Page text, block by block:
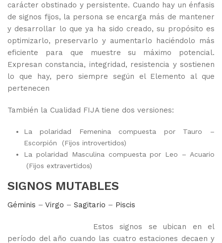
carácter obstinado y persistente. Cuando hay un énfasis
de signos fijos, la persona se encarga más de mantener
y desarrollar lo que ya ha sido creado, su propósito es
optimizarlo, preservarlo y aumentarlo haciéndolo más
eficiente para que muestre su máximo potencial.
Expresan constancia, integridad, resistencia y sostienen
lo que hay, pero siempre según el Elemento al que
pertenecen
También la Cualidad FIJA tiene dos versiones:
La polaridad Femenina compuesta por Tauro –
Escorpión (Fijos introvertidos)
La polaridad Masculina compuesta por Leo – Acuario
(Fijos extravertidos)
SIGNOS MUTABLES
Géminis – Virgo – Sagitario – Piscis
Estos signos se ubican en el
período del año cuando las cuatro estaciones decaen y